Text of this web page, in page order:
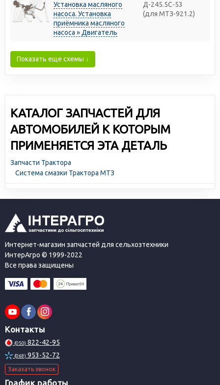
Установка масляного
насоса. Установка
приёмника масляного
насоса » Двигатель
Д-245.5С-53
(для МТЗ-921.2)
Показать еще схемы ↓
КАТАЛОГ ЗАПЧАСТЕЙ ДЛЯ
АВТОМОБИЛЕЙ К КОТОРЫМ
ПРИМЕНЯЕТСЯ ЭТА ДЕТАЛЬ
Запчасти Трактора
Система смазки Трактора МТЗ
Интернет-магазин запчастей для сельхозтехники
ИнтерАгро © 1999-2022
Все права защищены
Контакты
(050) 822-42-95
(068) 953-52-72
Заказать звонок
График работы